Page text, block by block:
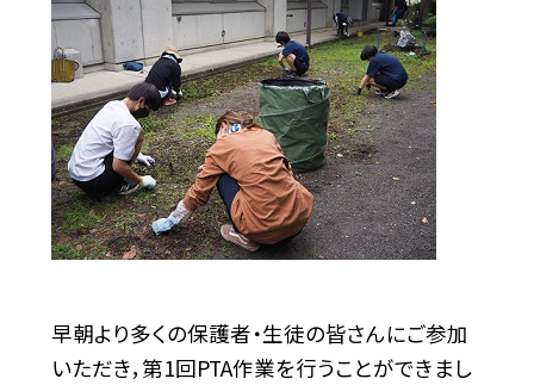
早朝より多くの保護者・生徒の皆さんにご参加
いただき，第1回PTA作業を行うことができまし